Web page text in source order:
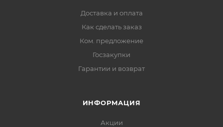
Доставка и оплата
Как сделать заказ
Ком. предложение
Госзакупки
Гарантии и возврат
ИНФОРМАЦИЯ
Акции